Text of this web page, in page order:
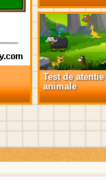
Test de
animale